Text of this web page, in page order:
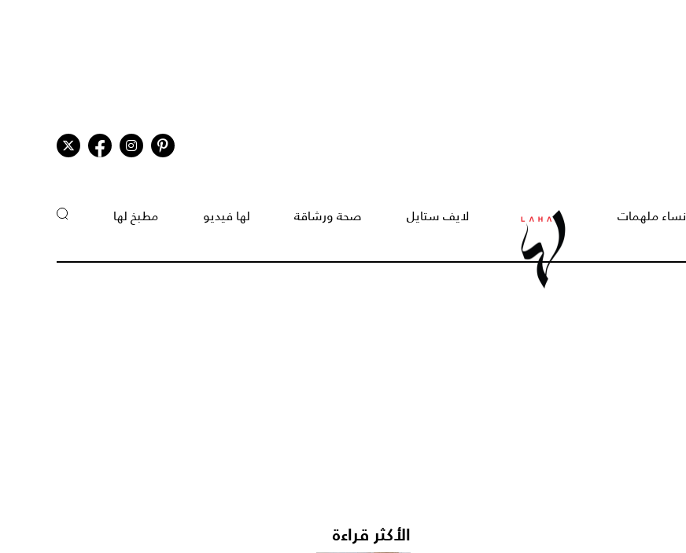
نساء ملهمات لايف ستايل صحة ورشاقة لها فيديو مطبخ لها
الأكثر قراءة